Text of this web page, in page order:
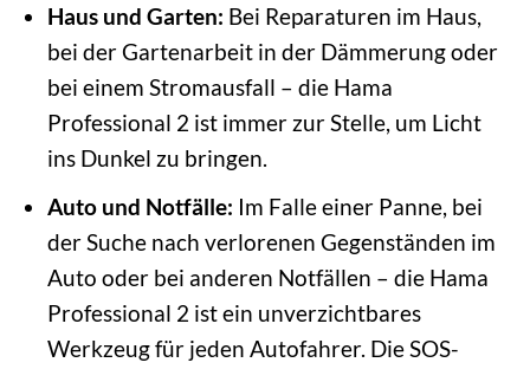
Haus und Garten: Bei Reparaturen im Haus,
bei der Gartenarbeit in der Dämmerung oder
bei einem Stromausfall – die Hama
Professional 2 ist immer zur Stelle, um Licht
ins Dunkel zu bringen.
Auto und Notfälle: Im Falle einer Panne, bei
der Suche nach verlorenen Gegenständen im
Auto oder bei anderen Notfällen – die Hama
Professional 2 ist ein unverzichtbares
Werkzeug für jeden Autofahrer. Die SOS-